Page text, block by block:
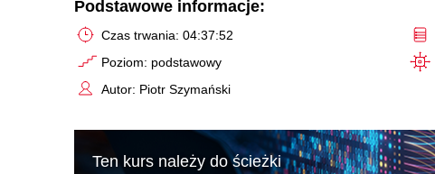
Podstawowe informacje:
Czas trwania: 04:37:52
Poziom: podstawowy
Autor: Piotr Szymański
Ten kurs należy do ścieżki